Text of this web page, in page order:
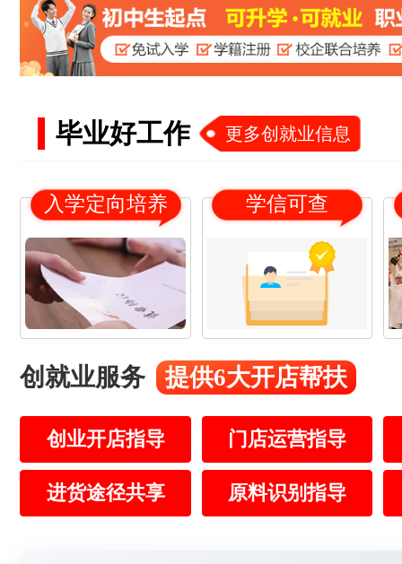
毕业好工作 更多创就业信息
入学定向培养 学信可查
创就业服务 提供6大开店帮扶
创业开店指导 门店运营指导
进货途径共享 原料识别指导
冯* 19
赵* 20